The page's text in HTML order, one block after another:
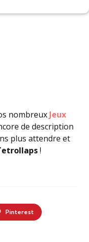
nombreux Jeux
de description
plus attendre et
!
Pinterest